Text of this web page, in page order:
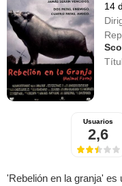
14
Usuarios
2,6
'Rebelión en la granja'